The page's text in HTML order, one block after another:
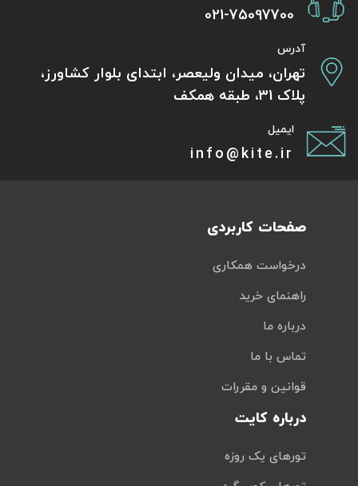
021-75097700
آدرس
تهران، میدان ولیعصر، ابتدای بلوار کشاورز،
پلاک 31، طبقه همکف
ایمیل
info@kite.ir
صفحات کاربردی
درخواست همکاری
راهنمای خرید
درباره ما
تماس با ما
قوانین و مقررات
درباره کایت
تورهای یک روزه